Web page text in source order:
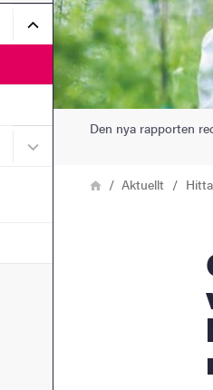
Undermeny för Aktuellt
Undermeny för Pressrum
Den nya rapporten
LänkstigHemAktuellt
Om